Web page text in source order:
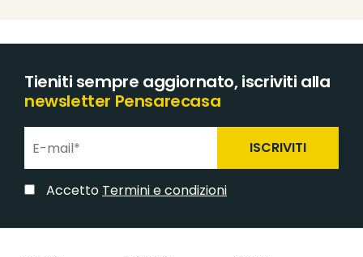
Tieniti sempre aggiornato, iscriviti alla
newsletter Pensarecasa
ISCRIVITI
Accetto Termini e condizioni